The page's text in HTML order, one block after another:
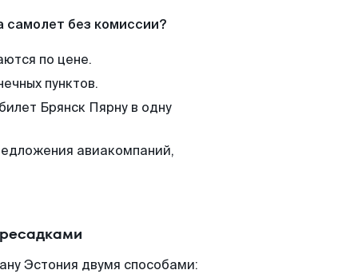
самолет без комиссии?
по цене.
пунктов.
Брянск Пярну в одну
авиакомпаний,
Эстония двумя способами: